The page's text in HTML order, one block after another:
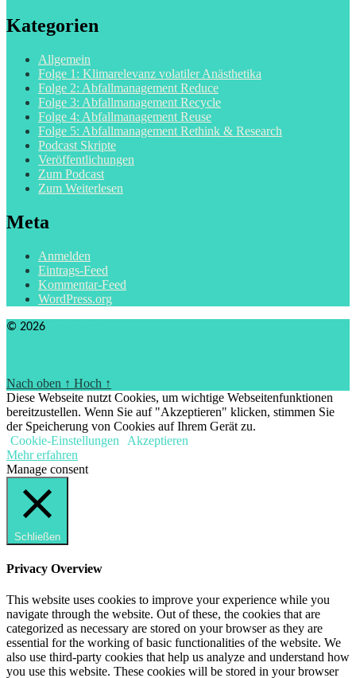
Kategorien
Allgemein
Folge 1: Klimarelevanz volatiler Anästhetika
Folge 2: Abfallmanagement Reduce
Folge 3: Abfallmanagement Recycle
Folge 4: Abfallmanagement Reuse
Folge 5: Abfallmanagement Rethink & Research
Podcast Skripte
Veröffentlichungen
Zum Podcast
Zum Weiterlesen
Meta
Anmelden
Eintrags-Feed
Kommentar-Feed
WordPress.org
© 2026
Nach oben ↑ Hoch ↑
Diese Webseite nutzt Cookies, um wichtige Webseitenfunktionen
bereitzustellen. Wenn Sie auf "Akzeptieren" klicken, stimmen Sie
der Speicherung von Cookies auf Ihrem Gerät zu.
Cookie-Einstellungen
Akzeptieren
Mehr erfahren
Manage consent
Schließen
Privacy Overview
This website uses cookies to improve your experience while you
navigate through the website. Out of these, the cookies that are
categorized as necessary are stored on your browser as they are
essential for the working of basic functionalities of the website. We
also use third-party cookies that help us analyze and understand how
you use this website. These cookies will be stored in your browser